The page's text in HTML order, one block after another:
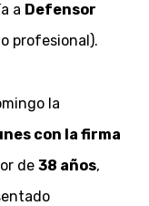
a Defensor
profesional).
la
con la firma
de 38 años,